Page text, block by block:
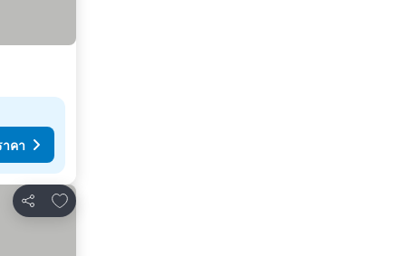
คา
แชร์
เพิ่มในรายการโปรด